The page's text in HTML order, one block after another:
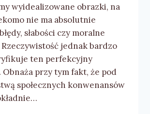
wyidealizowane obrazki, na
nie ma absolutnie
słabości czy moralne
jednak bardzo
ten perfekcyjny
przy tym fakt, że pod
społecznych konwenansów